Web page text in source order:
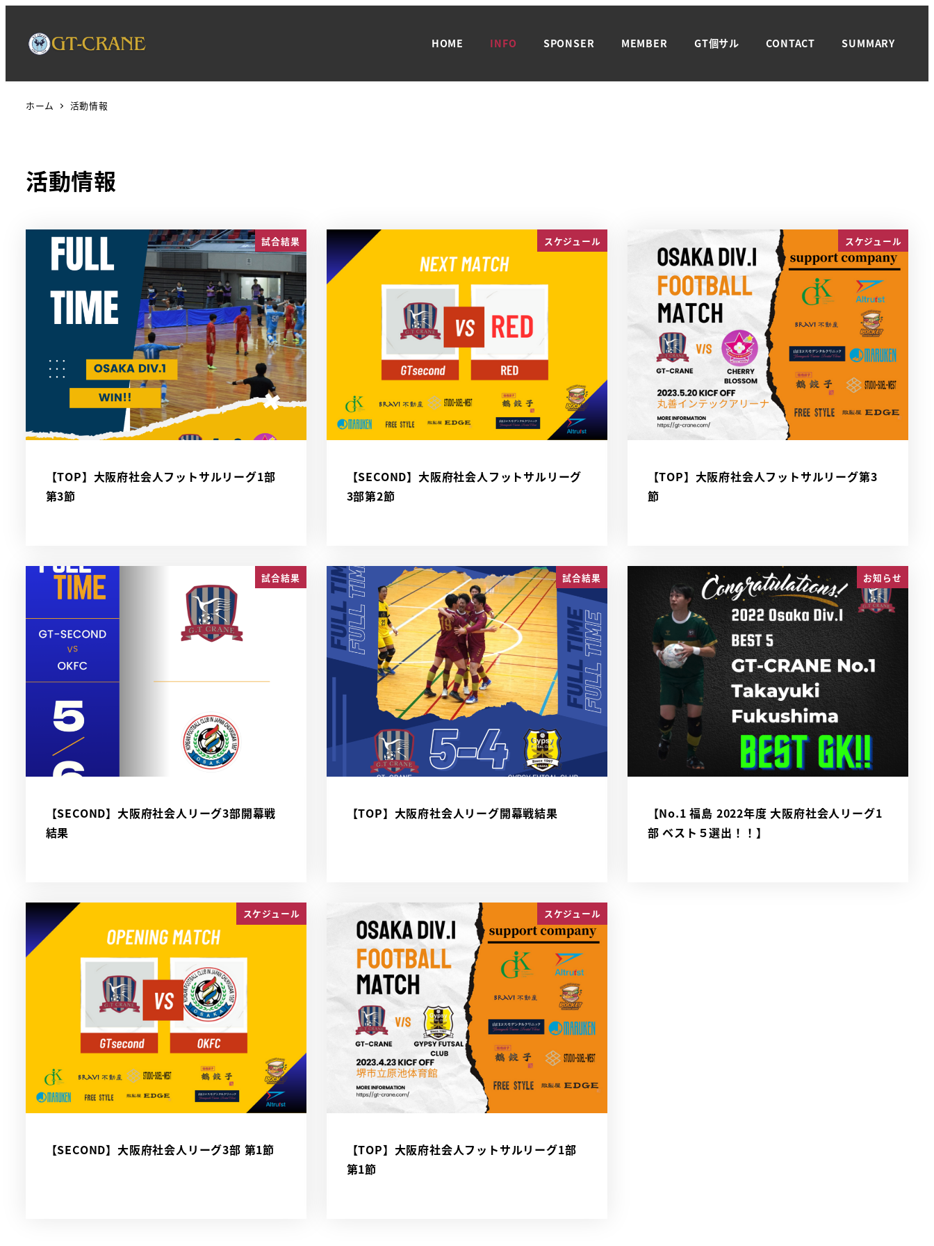
HOME INFO SPONSER MEMBER GT個サル CONTACT SUMMARY
ホーム 活動情報
活動情報
試合結果
【TOP】大阪府社会人フットサルリーグ1部
第3節
スケジュール
【SECOND】大阪府社会人フットサルリーグ
3部第2節
スケジュール
【TOP】大阪府社会人フットサルリーグ第3
節
試合結果
【SECOND】大阪府社会人リーグ3部開幕戦
結果
試合結果
【TOP】大阪府社会人リーグ開幕戦結果
お知らせ
【No.1 福島 2022年度 大阪府社会人リーグ1
部 ベスト５選出！！】
スケジュール
【SECOND】大阪府社会人リーグ3部 第1節
スケジュール
【TOP】大阪府社会人フットサルリーグ1部
第1節